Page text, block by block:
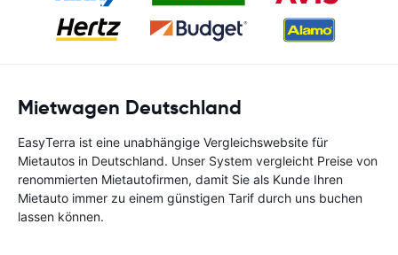
Mietwagen Deutschland
EasyTerra ist eine unabhängige Vergleichswebsite für
Mietautos in Deutschland. Unser System vergleicht Preise von
renommierten Mietautofirmen, damit Sie als Kunde Ihren
Mietauto immer zu einem günstigen Tarif durch uns buchen
lassen können.